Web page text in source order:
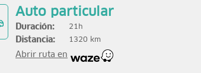
Auto particular
Duración: 21h
Distancia: 1320 km
Abrir ruta en